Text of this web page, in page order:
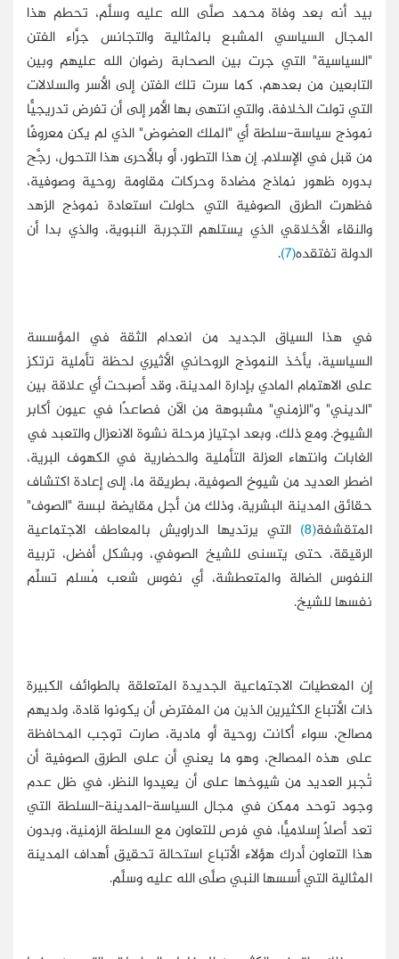
بيد أنه بعد وفاة محمد صلَّى الله عليه وسلَّم، تحطم هذا
المجال السياسي المشبع بالمثالية والتجانس جرَّاء الفتن
"السياسية" التي جرت بين الصحابة رضوان الله عليهم وبين
التابعين من بعدهم، كما سرت تلك الفتن إلى الأسر والسلالات
التي تولت الخلافة، والتي انتهى بها الأمر إلى أن تفرض تدريجيًّا
نموذج سياسة-سلطة أي "الملك العضوض" الذي لم يكن معروفًا
من قبل في الإسلام. إن هذا التطور، أو بالأحرى هذا التحول، رجَّح
بدوره ظهور نماذج مضادة وحركات مقاومة روحية وصوفية،
فظهرت الطرق الصوفية التي حاولت استعادة نموذج الزهد
والنقاء الأخلاقي الذي يستلهم التجربة النبوية، والذي بدا أن
الدولة تفتقده(7)
.
في هذا السياق الجديد من انعدام الثقة في المؤسسة
السياسية، يأخذ النموذج الروحاني الأثيري لحظة تأملية ترتكز
على الاهتمام المادي بإدارة المدينة، وقد أصبحت أي علاقة بين
"الديني" و"الزمني" مشبوهة من الآن فصاعدًا في عيون أكابر
الشيوخ. ومع ذلك، وبعد اجتياز مرحلة نشوة الانعزال والتعبد في
الغابات وانتهاء العزلة التأملية والحضارية في الكهوف البرية،
اضطر العديد من شيوخ الصوفية، بطريقة ما، إلى إعادة اكتشاف
حقائق المدينة البشرية، وذلك من أجل مقايضة لبسة "الصوف"
المتقشفة(8)
التي يرتديها الدراويش بالمعاطف الاجتماعية
الرقيقة، حتى يتسنى للشيخ الصوفي، وبشكل أفضل، تربية
النفوس الضالة والمتعطشة، أي نفوس شعب مُسلم تسلِّم
نفسها للشيخ.
إن المعطيات الاجتماعية الجديدة المتعلقة بالطوائف الكبيرة
ذات الأتباع الكثيرين الذين من المفترض أن يكونوا قادة، ولديهم
مصالح، سواء أكانت روحية أو مادية، صارت توجب المحافظة
على هذه المصالح، وهو ما يعني أن على الطرق الصوفية أن
تُجبر العديد من شيوخها على أن يعيدوا النظر، في ظل عدم
وجود توحد ممكن في مجال السياسة-المدينة-السلطة التي
تعد أصلًا إسلاميًّا، في فرص للتعاون مع السلطة الزمنية، وبدون
هذا التعاون أدرك هؤلاء الأتباع استحالة تحقيق أهداف المدينة
المثالية التي أسسها النبي صلَّى الله عليه وسلَّم.